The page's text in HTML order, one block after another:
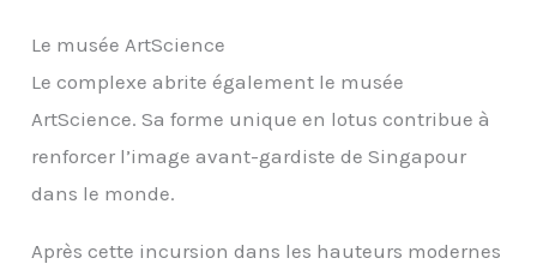
Le musée ArtScience
Le complexe abrite également le musée
ArtScience. Sa forme unique en lotus contribue à
renforcer l’image avant-gardiste de Singapour
dans le monde.
Après cette incursion dans les hauteurs modernes